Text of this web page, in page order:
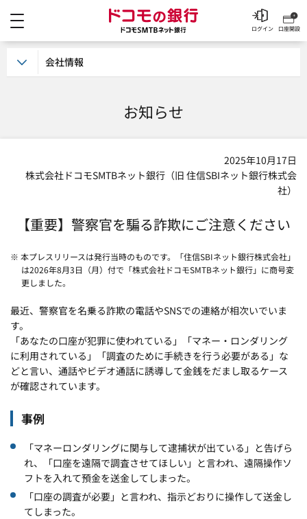
ドコモの銀行 ドコモ
口座開設
ログイン
お知らせ
2025年10月17日
株式会社ドコモSMTBネット銀行（旧 住信SBIネット銀行株式会
社）
【重要】警察官を騙る詐欺にご注意ください
※ 本プレスリリースは発行当時のものです。「住信SBIネット銀行株式会社」
は2026年8月3日（月）付で「株式会社ドコモSMTBネット銀行」に商号変
更しました。
最近、警察官を名乗る詐欺の電話やSNSでの連絡が相次いでいま
す。
「あなたの口座が犯罪に使われている」「マネー・ロンダリング
に利用されている」「調査のために手続きを行う必要がある」な
どと言い、通話やビデオ通話に誘導して金銭をだまし取るケース
が確認されています。
事例
「マネーロンダリングに関与して逮捕状が出ている」と告げら
れ、「口座を遠隔で調査させてほしい」と言われ、遠隔操作ソ
フトを入れて預金を送金してしまった。
「口座の調査が必要」と言われ、指示どおりに操作して送金し
てしまった。
会社情報